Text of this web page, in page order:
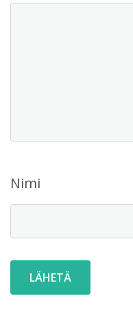
Nimi